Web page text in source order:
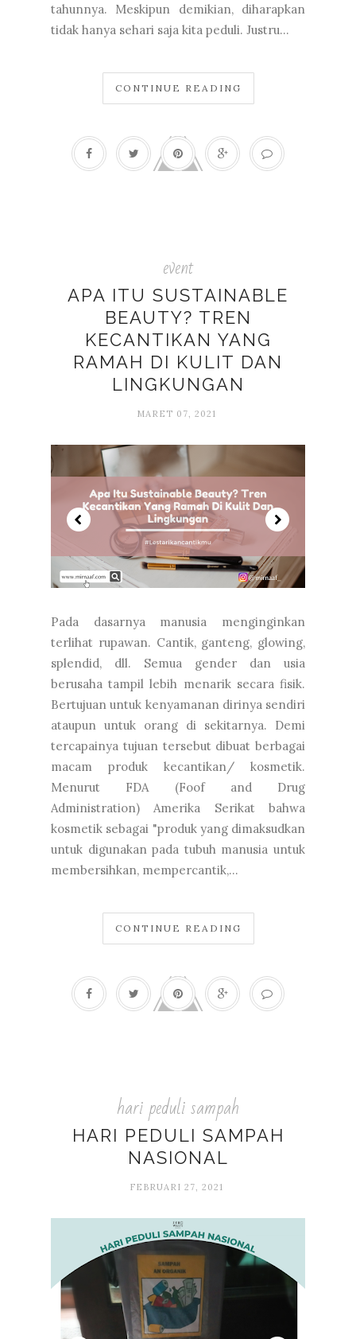
tahunnya. Meskipun demikian, diharapkan
tidak hanya sehari saja kita peduli. Justru...
CONTINUE READING
event
APA ITU SUSTAINABLE
BEAUTY? TREN
KECANTIKAN YANG
RAMAH DI KULIT DAN
LINGKUNGAN
MARET 07, 2021
Pada dasarnya manusia menginginkan
terlihat rupawan. Cantik, ganteng, glowing,
splendid, dll. Semua gender dan usia
berusaha tampil lebih menarik secara fisik.
Bertujuan untuk kenyamanan dirinya sendiri
ataupun untuk orang di sekitarnya. Demi
tercapainya tujuan tersebut dibuat berbagai
macam produk kecantikan/ kosmetik.
Menurut FDA (Foof and Drug
Administration) Amerika Serikat bahwa
kosmetik sebagai "produk yang dimaksudkan
untuk digunakan pada tubuh manusia untuk
membersihkan, mempercantik,...
CONTINUE READING
hari peduli sampah
HARI PEDULI SAMPAH
NASIONAL
FEBRUARI 27, 2021